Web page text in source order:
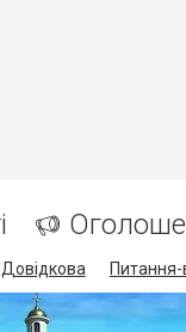
Довідкова Питання-